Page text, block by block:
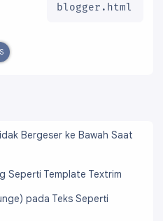
blogger.html
Bergeser ke Bawah Saat
Seperti Template Textrim
pada Teks Seperti